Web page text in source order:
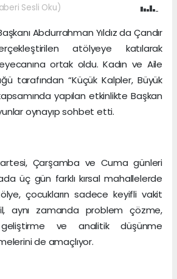
Sesli Oku)
Abdurrahman Yıldız da Çandır
atölyeye katılarak
ortak oldu. Kadın ve Aile
tarafından “Küçük Kalpler, Büyük
yapılan etkinlikte Başkan
oynayıp sohbet etti.
Çarşamba ve Cuma günleri
üç gün farklı kırsal mahallelerde
çocukların sadece keyifli vakit
aynı zamanda problem çözme,
ve analitik düşünme
de amaçlıyor.